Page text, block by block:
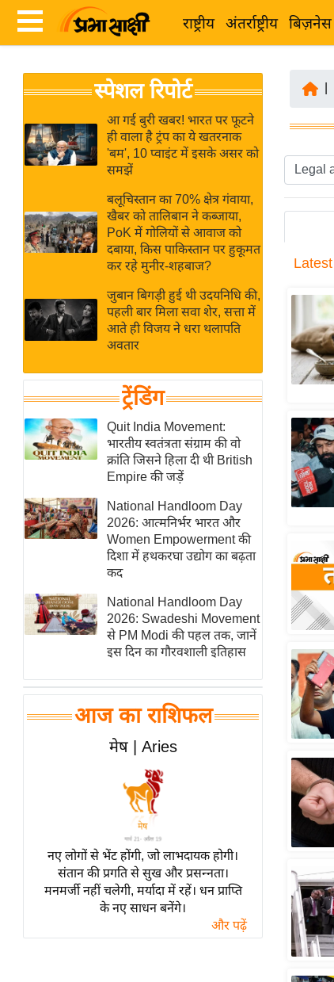
राष्ट्रीय अंतर्राष्ट्रीय बिज़नेस
News
Hindi
Live
News in
Hindi
News
Hindi
Videos
ख
ब
र
अंतर्राष्ट्रीय
बिज़नेस
विशेषज्ञ
राय
खेल
क्रिकेट
IPL
2026
ई-पेपर
मिसाल बेमिसाल
शख्सियत
यंग इंडिया
साहित्य जगत
ऑटो वर्ल्ड
न्यूज ब्रीफ
बॉलीवुड
हॉलीवुड
फिल्म समीक्षा
लाइफस्टाइल
टेक्नॉलॉजी
ब्यूटी/फैशन
घरेलू नुस्खे
पर्यटन स्थल
फिटनेस मंत्रा
स्पेशल रिपोर्ट
आ गई बुरी खबर! भारत पर फूटने
ही वाला है ट्रंप का ये खतरनाक
'बम', 10 प्वाइंट में इसके असर को
समझें
बलूचिस्तान का 70% क्षेत्र गंवाया,
खैबर को तालिबान ने कब्जाया,
PoK में गोलियों से आवाज को
दबाया, किस पाकिस्तान पर हुकूमत
कर रहे मुनीर-शहबाज?
जुबान बिगड़ी हुई थी उदयनिधि की,
पहली बार मिला सवा शेर, सत्ता में
आते ही विजय ने धरा थलापति
अवतार
ट्रेंडिंग
Quit India Movement:
भारतीय स्वतंत्रता संग्राम की वो
क्रांति जिसने हिला दी थी British
Empire की जड़ें
National Handloom Day
2026: आत्मनिर्भर भारत और
Women Empowerment की
दिशा में हथकरघा उद्योग का बढ़ता
कद
National Handloom Day
2026: Swadeshi Movement
से PM Modi की पहल तक, जानें
इस दिन का गौरवशाली इतिहास
आज का राशिफल
मेष | Aries
नए लोगों से भेंट होंगी, जो लाभदायक होगी।
संतान की प्रगति से सुख और प्रसन्नता।
मनमर्जी नहीं चलेगी, मर्यादा में रहें। धन प्राप्ति
के नए साधन बनेंगे।
और पढ़ें
Latest